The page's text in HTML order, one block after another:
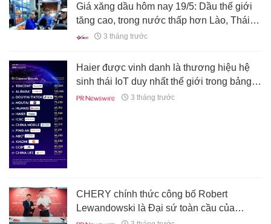
Giá xăng dầu hôm nay 19/5: Dầu thế giới
tăng cao, trong nước thấp hơn Lào, Thái
Lan
3 tháng trước
Haier được vinh danh là thương hiệu hệ
sinh thái IoT duy nhất thế giới trong bảng
xếp hạng Kantar BrandZ Top 100 suốt tám
3 tháng trước
CHERY chính thức công bố Robert
Lewandowski là Đại sứ toàn cầu của
thương hiệu CHERY, củng cố triết lý